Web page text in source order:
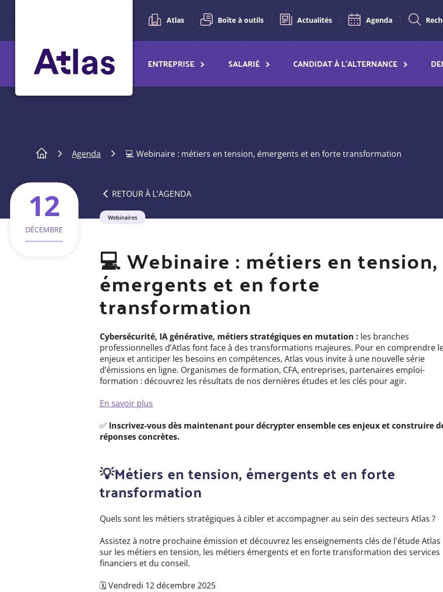
principal
Pré-
navigation
Atlas Boîte à outils Actualités Agenda
Navigation
principale
ENTREPRISE SALARIÉ CANDIDAT À L'ALTERNANCE
Agenda 💻 Webinaire : métiers en tension, émergents et en forte transformation
12
DÉCEMBRE
Catégorie
Webinaires
💻 Webinaire : métiers en tension,
émergents et en forte
transformation
Cybersécurité, IA générative, métiers stratégiques en mutation : les branches
professionnelles d’Atlas font face à des transformations majeures. Pour en comprendre
enjeux et anticiper les besoins en compétences, Atlas vous invite à une nouvelle série
d’émissions en ligne. Organismes de formation, CFA, entreprises, partenaires emploi-
formation : découvrez les résultats de nos dernières études et les clés pour agir.
En savoir plus
✅ Inscrivez-vous dès maintenant pour décrypter ensemble ces enjeux et construire
réponses concrètes.
💡Métiers en tension, émergents et en forte
transformation
Quels sont les métiers stratégiques à cibler et accompagner au sein des secteurs Atlas ?
Assistez à notre prochaine émission et découvrez les enseignements clés de l'étude Atlas
sur les métiers en tension, les métiers émergents et en forte transformation des services
financiers et du conseil.
🗓️ Vendredi 12 décembre 2025
RETOUR À L'AGENDA